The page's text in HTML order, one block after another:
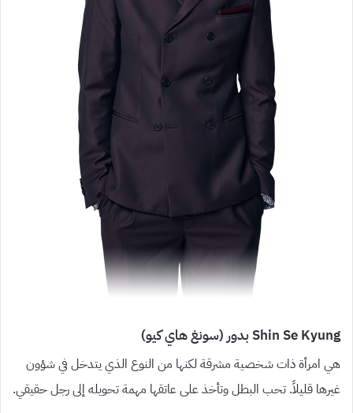
Shin Se Kyung بدور (سونغ هاي كيو)
هي امرأة ذات شخصية مشرقة لكنها من النوع الذي يتدخل في شؤون
غيرها قليلاً. تحب البطل وتأخذ على عاتقها مهمة تحويله إلى رجل حقيقي.